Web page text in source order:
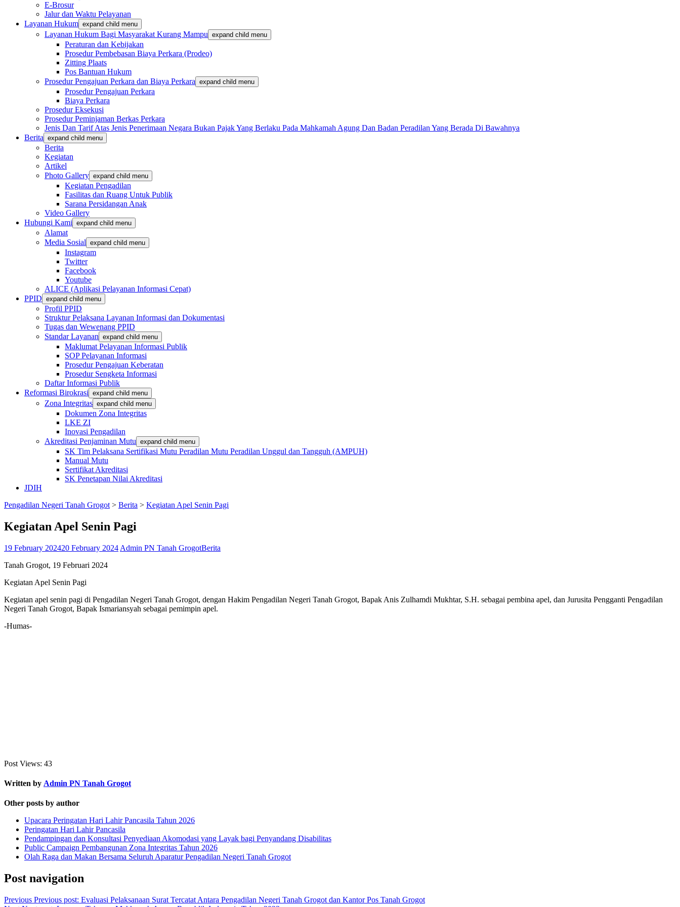
E-Brosur
Jalur dan Waktu Pelayanan
Layanan Hukum expand child menu
Layanan Hukum Bagi Masyarakat Kurang Mampu expand child menu
Peraturan dan Kebijakan
Prosedur Pembebasan Biaya Perkara (Prodeo)
Zitting Plaats
Pos Bantuan Hukum
Prosedur Pengajuan Perkara dan Biaya Perkara expand child menu
Prosedur Pengajuan Perkara
Biaya Perkara
Prosedur Eksekusi
Prosedur Peminjaman Berkas Perkara
Jenis Dan Tarif Atas Jenis Penerimaan Negara Bukan Pajak Yang Berlaku Pada Mahkamah Agung Dan Badan Peradilan Yang Berada Di Bawahnya
Berita expand child menu
Berita
Kegiatan
Artikel
Photo Gallery expand child menu
Kegiatan Pengadilan
Fasilitas dan Ruang Untuk Publik
Sarana Persidangan Anak
Video Gallery
Hubungi Kami expand child menu
Alamat
Media Sosial expand child menu
Instagram
Twitter
Facebook
Youtube
ALICE (Aplikasi Pelayanan Informasi Cepat)
PPID expand child menu
Profil PPID
Struktur Pelaksana Layanan Informasi dan Dokumentasi
Tugas dan Wewenang PPID
Standar Layanan expand child menu
Maklumat Pelayanan Informasi Publik
SOP Pelayanan Informasi
Prosedur Pengajuan Keberatan
Prosedur Sengketa Informasi
Daftar Informasi Publik
Reformasi Birokrasi expand child menu
Zona Integritas expand child menu
Dokumen Zona Integritas
LKE ZI
Inovasi Pengadilan
Akreditasi Penjaminan Mutu expand child menu
SK Tim Pelaksana Sertifikasi Mutu Peradilan Mutu Peradilan Unggul dan Tangguh (AMPUH)
Manual Mutu
Sertifikat Akreditasi
SK Penetapan Nilai Akreditasi
JDIH
Pengadilan Negeri Tanah Grogot > Berita > Kegiatan Apel Senin Pagi
Kegiatan Apel Senin Pagi
19 February 202420 February 2024 Admin PN Tanah GrogotBerita
Tanah Grogot, 19 Februari 2024
Kegiatan Apel Senin Pagi
Kegiatan apel senin pagi di Pengadilan Negeri Tanah Grogot, dengan Hakim Pengadilan Negeri Tanah Grogot, Bapak Anis Zulhamdi Mukhtar, S.H. sebagai pembina apel, dan Jurusita Pengganti Pengadilan
Negeri Tanah Grogot, Bapak Ismariansyah sebagai pemimpin apel.
-Humas-
Post Views: 43
Written by Admin PN Tanah Grogot
Other posts by author
Upacara Peringatan Hari Lahir Pancasila Tahun 2026
Peringatan Hari Lahir Pancasila
Pendampingan dan Konsultasi Penyediaan Akomodasi yang Layak bagi Penyandang Disabilitas
Public Campaign Pembangunan Zona Integritas Tahun 2026
Olah Raga dan Makan Bersama Seluruh Aparatur Pengadilan Negeri Tanah Grogot
Post navigation
Previous Previous post: Evaluasi Pelaksanaan Surat Tercatat Antara Pengadilan Negeri Tanah Grogot dan Kantor Pos Tanah Grogot